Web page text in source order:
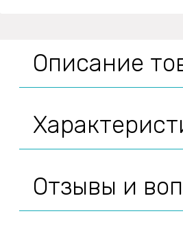
Описание
Отзывы и